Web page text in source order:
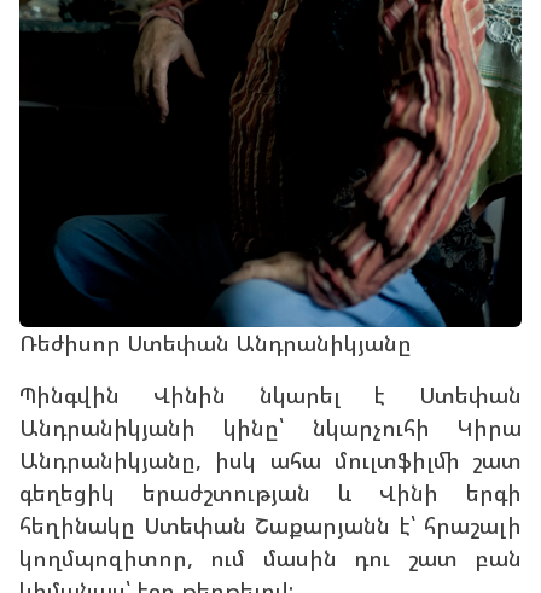
Ռեժիսոր Ստեփան Անդրանիկյանը
Պինգվին Վինին նկարել է Ստեփան
Անդրանիկյանի կինը՝ նկարչուհի Կիրա
Անդրանիկյանը, իսկ ահա մուլտֆիլմի շատ
գեղեցիկ երաժշտության և Վինի երգի
հեղինակը Ստեփան Շաքարյանն է՝ հրաշալի
կողմպոզիտոր, ում մասին դու շատ բան